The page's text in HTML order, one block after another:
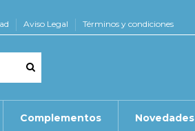
Aviso Legal Términos y condiciones
Complementos Novedades